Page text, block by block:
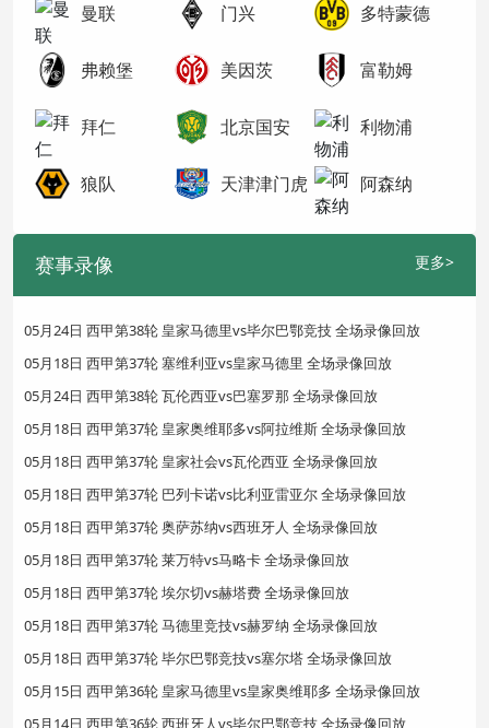
曼联 门兴 多特蒙德
弗赖堡 美因茨 富勒姆
拜仁 北京国安 利物浦
狼队 天津津门虎 阿森纳
赛事录像 更多>
05月24日 西甲第38轮 皇家马德里vs毕尔巴鄂竞技 全场录像回放
05月18日 西甲第37轮 塞维利亚vs皇家马德里 全场录像回放
05月24日 西甲第38轮 瓦伦西亚vs巴塞罗那 全场录像回放
05月18日 西甲第37轮 皇家奥维耶多vs阿拉维斯 全场录像回放
05月18日 西甲第37轮 皇家社会vs瓦伦西亚 全场录像回放
05月18日 西甲第37轮 巴列卡诺vs比利亚雷亚尔 全场录像回放
05月18日 西甲第37轮 奥萨苏纳vs西班牙人 全场录像回放
05月18日 西甲第37轮 莱万特vs马略卡 全场录像回放
05月18日 西甲第37轮 埃尔切vs赫塔费 全场录像回放
05月18日 西甲第37轮 马德里竞技vs赫罗纳 全场录像回放
05月18日 西甲第37轮 毕尔巴鄂竞技vs塞尔塔 全场录像回放
05月15日 西甲第36轮 皇家马德里vs皇家奥维耶多 全场录像回放
05月14日 西甲第36轮 西班牙人vs毕尔巴鄂竞技 全场录像回放